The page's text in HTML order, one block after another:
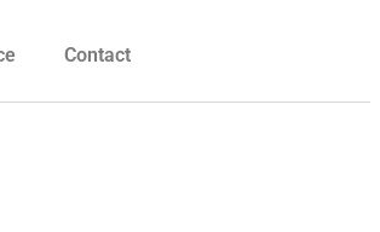
Contact